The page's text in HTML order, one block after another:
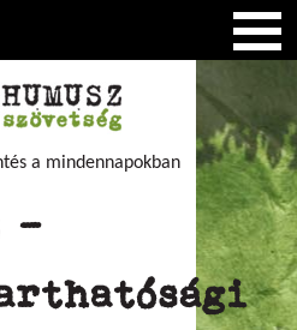
a mindennapokban
-